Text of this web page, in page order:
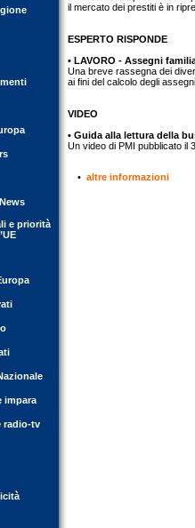
e priorità
impara
radio-tv
il mercato dei prestiti è in
ESPERTO RISPONDE
• LAVORO - Assegni
Una breve rassegna dei
ai fini del calcolo degli
VIDEO
• Guida alla lettura della
Un video di PMI pubblicato il
• altre informazioni